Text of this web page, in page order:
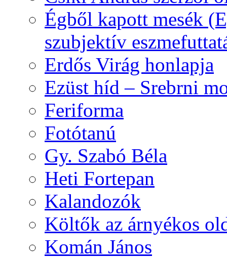
Égből kapott mesék
szubjektív
Erdős Virág honlapja
Ezüst híd – Srebrni
Feriforma
Fotótanú
Gy. Szabó Béla
Heti Fortepan
Kalandozók
Költők az árnyékos
Komán János